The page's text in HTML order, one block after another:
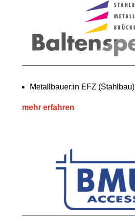
Metallbauer:in EFZ (Stahlbau)
mehr erfahren